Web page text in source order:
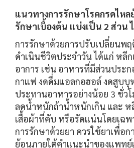
แนวทางการรักษาโรคกรดไหล
รักษาเบื้องต้น แบ่งเป็น 2 ส่วน
การรักษาด้วยการปรับเปลี่ยนพ
ดำเนินชีวิตประจำวัน ได้แก่ หลี
อาการ เช่น อาหารที่มีส่วนประ
กาแฟ งดดื่มแอลกอฮอล์ งดสูบบุ
ประทานอาหารอย่างน้อย 3 ชั่ว
ลดน้ำหนักถ้าน้ำหนักเกิน และ ห
เสื้อผ้าที่คับ หรือรัดแน่นโดยเฉพ
การรักษาด้วยยา ควรใช้ยาเพื่อ
ย้อนภายใต้คำแนะนำของแพทย์